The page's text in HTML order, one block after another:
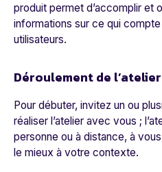
produit permet d’accomplir et
informations sur ce qui
utilisateurs.
Déroulement de l’atelier
Pour débuter, invitez un ou
réaliser l’atelier avec vous ;
personne ou à distance, à
le mieux à votre contexte.